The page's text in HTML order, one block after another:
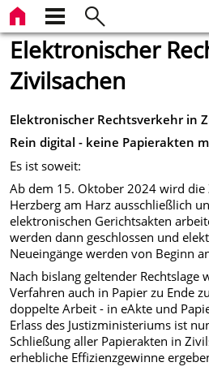
Elektronischer
Zivilsachen
Elektronischer Rechtsverkehr in
Rein digital - keine Papierakten
Es ist soweit:
Ab dem 15. Oktober 2024 wird
Herzberg am Harz ausschließlich
elektronischen Gerichtsakten
werden dann geschlossen und
Neueingänge werden von Beginn
Nach bislang geltender
Verfahren auch in Papier zu Ende
doppelte Arbeit - in eAkte und
Erlass des Justizministeriums ist
Schließung aller Papierakten in
erhebliche Effizienzgewinne